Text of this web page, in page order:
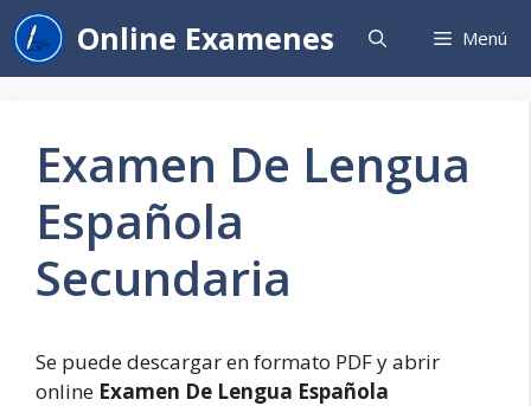
Saltar
al
contenido
Online Examenes Menú
Examen De Lengua
Española
Secundaria
Se puede descargar en formato PDF y abrir
online Examen De Lengua Española